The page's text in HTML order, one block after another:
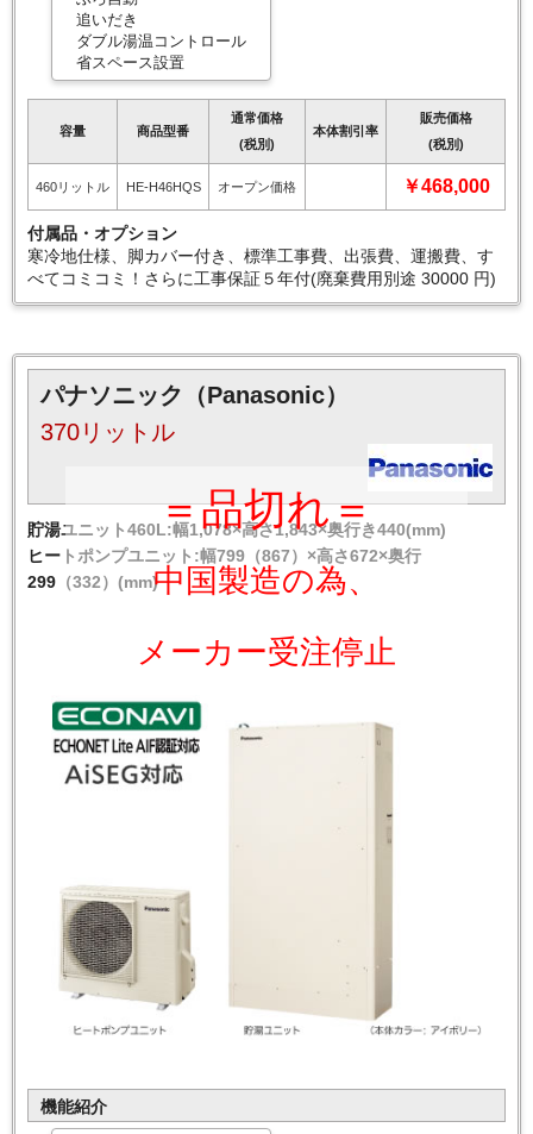
追いだき
ダブル湯温コントロール
省スペース設置
容量 商品型番
通常価格
(税別)
本体割引率
販売価格
(税別)
460リットル HE-H46HQS オープン価格 ￥468,000
付属品・オプション
寒冷地仕様、脚カバー付き、標準工事費、出張費、運搬費、す
べてコミコミ！さらに工事保証５年付(廃棄費用別途 30000 円)
＝品切れ＝
中国製造の為、
メーカー受注停止
パナソニック（Panasonic）
370リットル
貯湯ユニット460L:幅1,078×高さ1,843×奥行き440(mm)
ヒートポンプユニット:幅799（867）×高さ672×奥行
299（332）(mm)
機能紹介